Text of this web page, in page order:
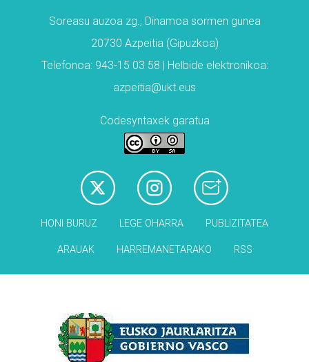
Soreasu auzoa zg., Dinamoa sormen gunea
20730 Azpeitia (Gipuzkoa)
Telefonoa: 943-15 03 58 | Helbide elektronikoa:
azpeitia@ukt.eus
Codesyntaxek garatua
HONI BURUZ LEGE OHARRA PUBLIZITATEA
ARAUAK HARREMANETARAKO RSS